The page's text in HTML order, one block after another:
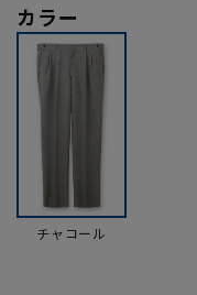
カラー
チャコール